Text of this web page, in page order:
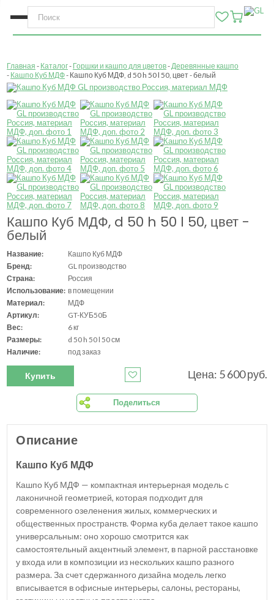
Главная Каталог Горшки и кашпо для цветов Деревянные кашпо
Кашпо Куб МДФ Кашпо Куб МДФ, d 50 h 50 l 50, цвет - белый
Кашпо Куб МДФ, d 50 h 50 l 50, цвет -
белый
Название:
Кашпо Куб МДФ
Бренд:
GL производство
Страна:
Россия
Использование: в помещении
Материал:
МДФ
Артикул:
GT-КУБ50Б
Вес:
6 кг
Размеры:
d 50 h 50 l 50 см
Наличие:
под заказ
Купить Цена: 5 600 руб.
Поделиться
Описание
Кашпо Куб МДФ
Кашпо Куб МДФ — компактная интерьерная модель с
лаконичной геометрией, которая подходит для
современного озеленения жилых, коммерческих и
общественных пространств. Форма куба делает такое кашпо
универсальным: оно хорошо смотрится как
самостоятельный акцентный элемент, в парной расстановке
у входа или в композиции из нескольких кашпо разного
размера. За счет сдержанного дизайна модель легко
вписывается в офисные интерьеры, салоны, рестораны,